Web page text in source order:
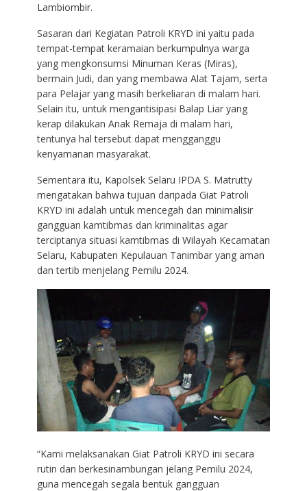
Lambiombir.
Sasaran dari Kegiatan Patroli KRYD ini yaitu pada
tempat-tempat keramaian berkumpulnya warga
yang mengkonsumsi Minuman Keras (Miras),
bermain Judi, dan yang membawa Alat Tajam, serta
para Pelajar yang masih berkeliaran di malam hari.
Selain itu, untuk mengantisipasi Balap Liar yang
kerap dilakukan Anak Remaja di malam hari,
tentunya hal tersebut dapat mengganggu
kenyamanan masyarakat.
Sementara itu, Kapolsek Selaru IPDA S. Matrutty
mengatakan bahwa tujuan daripada Giat Patroli
KRYD ini adalah untuk mencegah dan minimalisir
gangguan kamtibmas dan kriminalitas agar
terciptanya situasi kamtibmas di Wilayah Kecamatan
Selaru, Kabupaten Kepulauan Tanimbar yang aman
dan tertib menjelang Pemilu 2024.
“Kami melaksanakan Giat Patroli KRYD ini secara
rutin dan berkesinambungan jelang Pemilu 2024,
guna mencegah segala bentuk gangguan